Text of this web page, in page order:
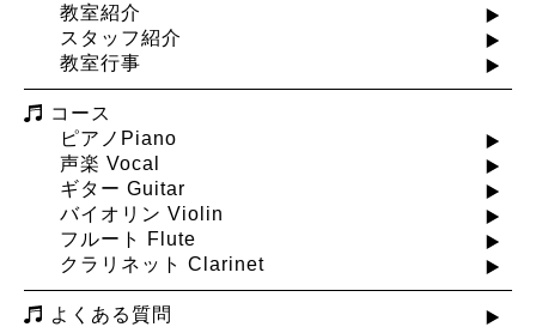
教室紹介
スタッフ紹介
教室行事
コース
ピアノPiano
声楽 Vocal
ギター Guitar
バイオリン Violin
フルート Flute
クラリネット Clarinet
よくある質問